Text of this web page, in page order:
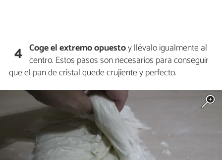
4 Coge el extremo opuestoy llévalo igualmente al
centro. Estos pasos son necesarios para conseguir
que el pan de cristal quede crujiente y perfecto.